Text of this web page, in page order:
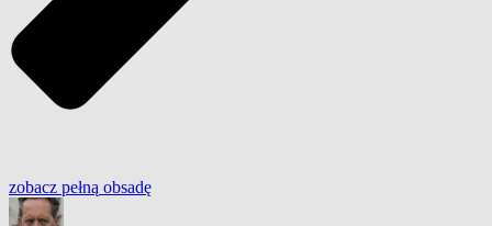
zobacz pełną obsadę